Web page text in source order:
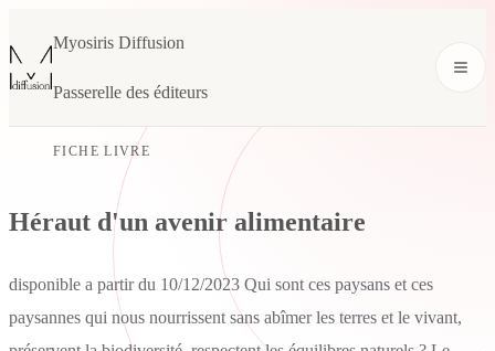
Myosiris Diffusion
Passerelle des éditeurs
FICHE LIVRE
Héraut d'un avenir alimentaire
disponible a partir du 10/12/2023 Qui sont ces paysans et ces
paysannes qui nous nourrissent sans abîmer les terres et le vivant,